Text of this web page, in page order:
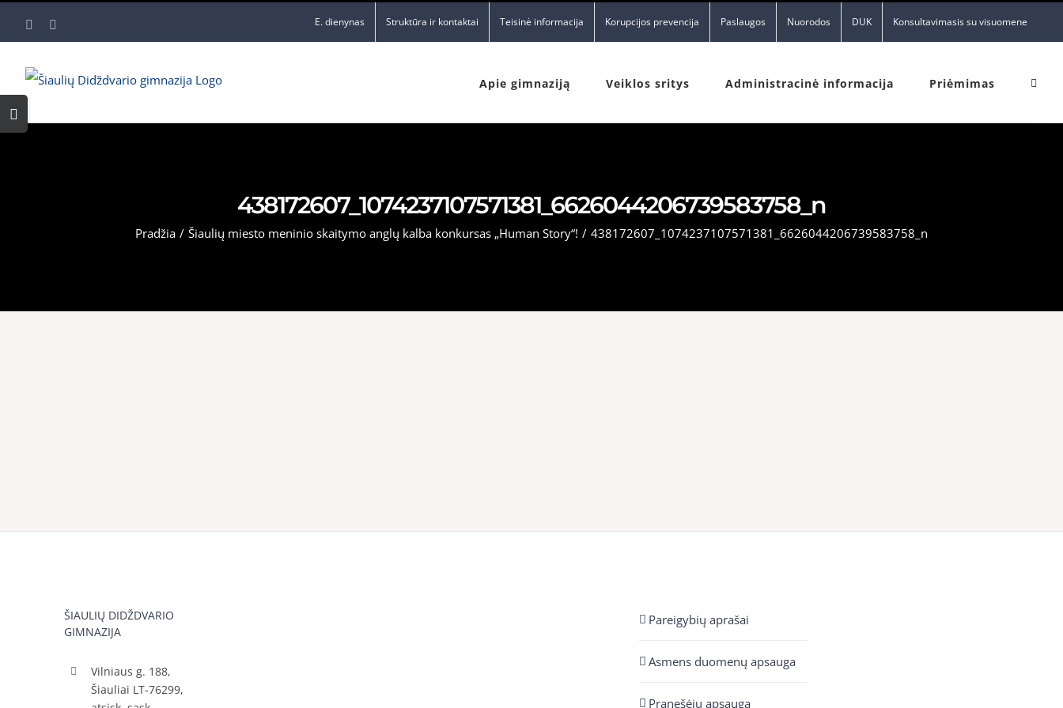
Facebook E. dienynas Struktūra ir kontaktai Teisinė informacija Korupcijos prevencija Paslaugos Nuorodos DUK Konsultavimasis su visuomene
Apie gimnaziją Veiklos sritys Administracinė informacija Priėmimas
438172607_1074237107571381_6626044206739583758_n
Pradžia / Šiaulių miesto meninio skaitymo anglų kalba konkursas „Human Story“! / 438172607_1074237107571381_6626044206739583758_n
ŠIAULIŲ DIDŽDVARIO
GIMNAZIJA
Vilniaus g. 188,
Šiauliai LT-76299,
Pareigybių aprašai
Asmens duomenų apsauga
Pranešėjų apsauga
Toggle
Sliding